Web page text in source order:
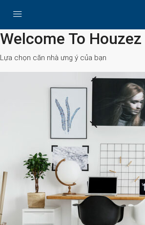
Search
Welcome To Houzez
Lựa chọn căn nhà ưng ý của bạn